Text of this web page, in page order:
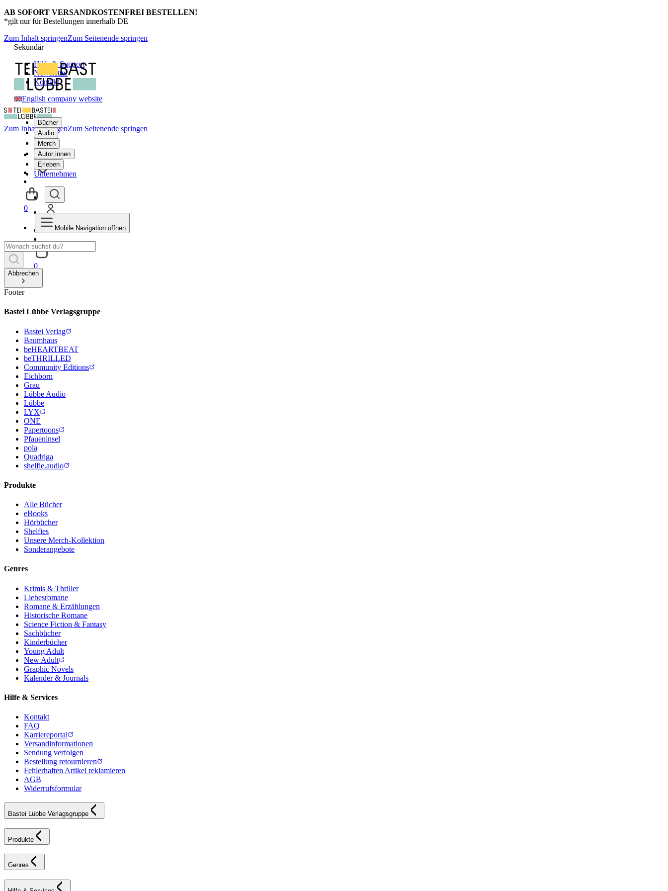
AB SOFORT VERSANDKOSTENFREI BESTELLEN!
*gilt nur für Bestellungen innerhalb DE
Zum Inhalt springenZum Seitenende springen
Sekundär
Hilfe & Support
Newsletter
Kontakt
English company website
Bücher
Audio
Merch
Autor:innen
Erleben
Unternehmen
0
Zum Inhalt springenZum Seitenende springen
0
Mobile Navigation öffnen
Abbrechen
Footer
Bastei Lübbe Verlagsgruppe
Bastei Verlag
Baumhaus
beHEARTBEAT
beTHRILLED
Community Editions
Eichborn
Grau
Lübbe Audio
Lübbe
LYX
ONE
Papertoons
Pfaueninsel
pola
Quadriga
shelfie.audio
Produkte
Alle Bücher
eBooks
Hörbücher
Shelfies
Unsere Merch-Kollektion
Sonderangebote
Genres
Krimis & Thriller
Liebesromane
Romane & Erzählungen
Historische Romane
Science Fiction & Fantasy
Sachbücher
Kinderbücher
Young Adult
New Adult
Graphic Novels
Kalender & Journals
Hilfe & Services
Kontakt
FAQ
Karriereportal
Versandinformationen
Sendung verfolgen
Bestellung retournieren
Fehlerhaften Artikel reklamieren
AGB
Widerrufsformular
Bastei Lübbe Verlagsgruppe
Produkte
Genres